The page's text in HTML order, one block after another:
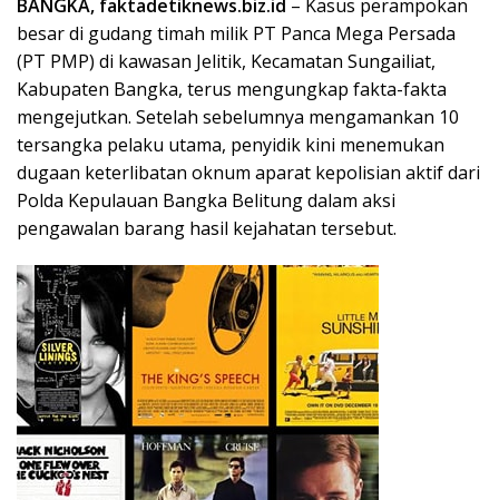
BANGKA, faktadetiknews.biz.id – Kasus perampokan
besar di gudang timah milik PT Panca Mega Persada
(PT PMP) di kawasan Jelitik, Kecamatan Sungailiat,
Kabupaten Bangka, terus mengungkap fakta-fakta
mengejutkan. Setelah sebelumnya mengamankan 10
tersangka pelaku utama, penyidik kini menemukan
dugaan keterlibatan oknum aparat kepolisian aktif dari
Polda Kepulauan Bangka Belitung dalam aksi
pengawalan barang hasil kejahatan tersebut.